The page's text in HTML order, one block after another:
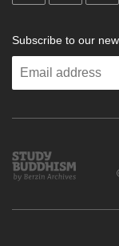
Subscribe to our
Enter
Study
Buddhism